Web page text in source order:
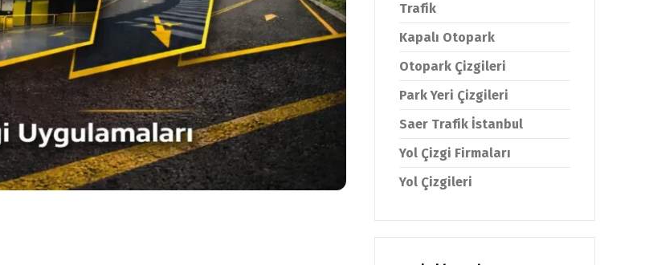
Trafik
Kapalı Otopark
Otopark Çizgileri
Park Yeri Çizgileri
Saer Trafik İstanbul
Yol Çizgi Firmaları
Yol Çizgileri